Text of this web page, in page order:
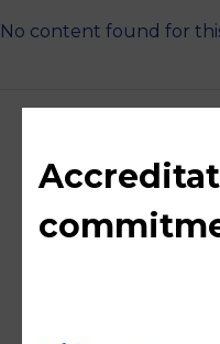
No content found for